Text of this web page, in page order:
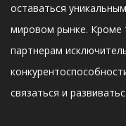
оставаться
мировом рынке. Кроме
партнерам
связаться и